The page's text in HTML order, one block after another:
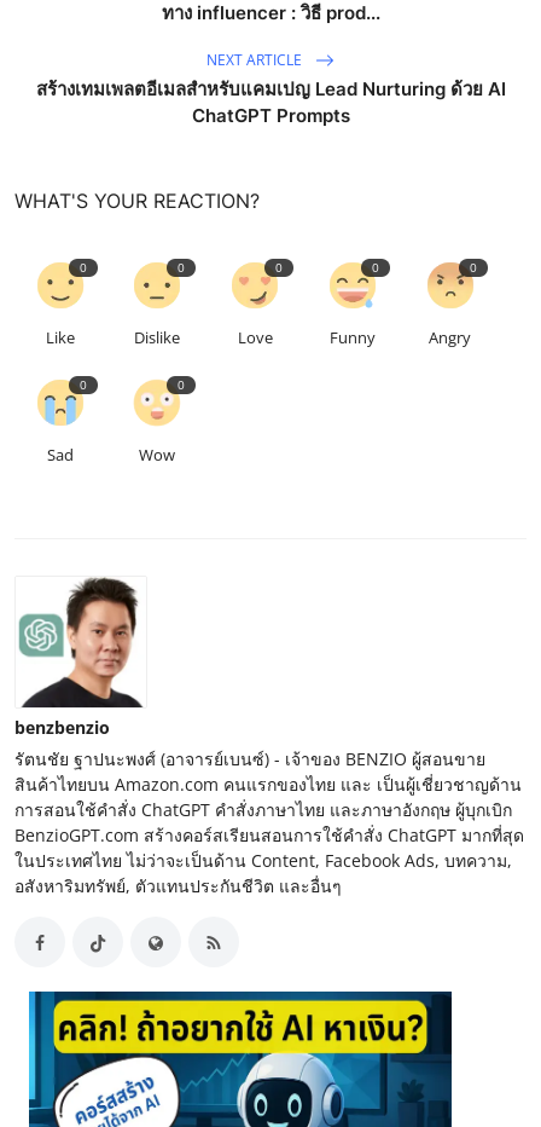
ทาง influencer : วิธี prod...
NEXT ARTICLE
สร้างเทมเพลตอีเมลสำหรับแคมเปญ Lead Nurturing ด้วย AI
ChatGPT Prompts
WHAT'S YOUR REACTION?
0
Like
0
Dislike
0
Love
0
Funny
0
Angry
0
Sad
0
Wow
benzbenzio
รัตนชัย ฐาปนะพงศ์ (อาจารย์เบนซ์) - เจ้าของ BENZIO ผู้สอนขาย
สินค้าไทยบน Amazon.com คนแรกของไทย และ เป็นผู้เชี่ยวชาญด้าน
การสอนใช้คำสั่ง ChatGPT คำสั่งภาษาไทย และภาษาอังกฤษ ผู้บุกเบิก
BenzioGPT.com สร้างคอร์สเรียนสอนการใช้คำสั่ง ChatGPT มากที่สุด
ในประเทศไทย ไม่ว่าจะเป็นด้าน Content, Facebook Ads, บทความ,
อสังหาริมทรัพย์, ตัวแทนประกันชีวิต และอื่นๆ